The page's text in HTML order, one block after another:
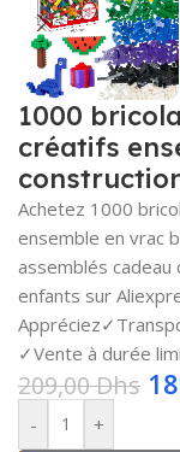
1000
créatifs
Achetez 1000
ensemble en vrac
assemblés cadeau
enfants sur
✓Vente à durée
209,00Dhs
- +